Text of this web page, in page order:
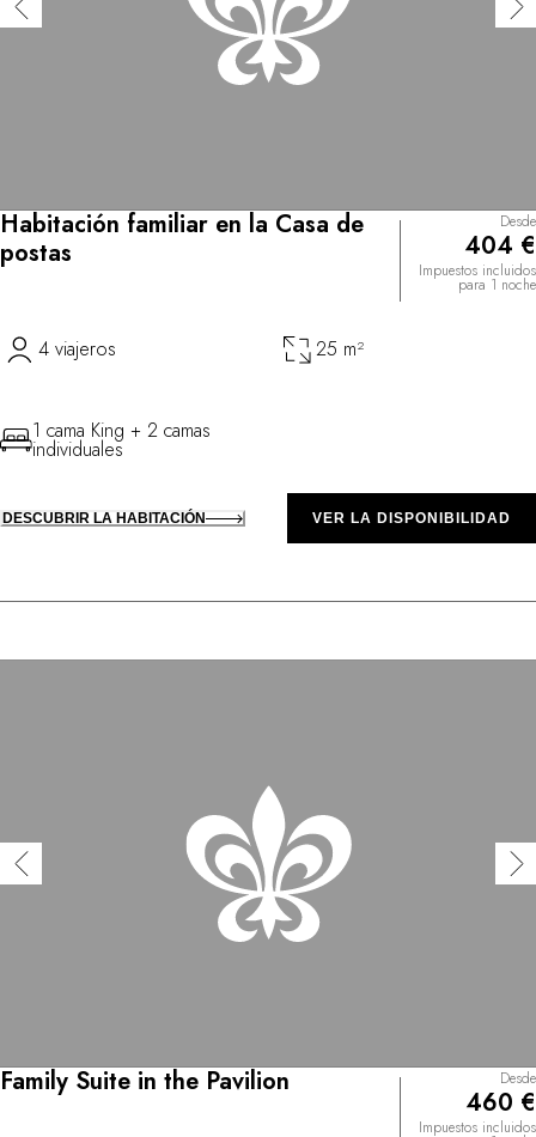
Habitación familiar en la Casa de
postas
Desde
404 €
Impuestos incluidos
para 1 noche
4 viajeros 25 m²
1 cama King + 2 camas
individuales
DESCUBRIR LA HABITACIÓN VER LA DISPONIBILIDAD
Family Suite in the Pavilion Desde
460 €
Impuestos incluidos